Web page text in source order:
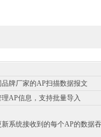
牌厂家的AP扫描数据报文
AP信息，支持批量导入
系统接收到的每个AP的数据